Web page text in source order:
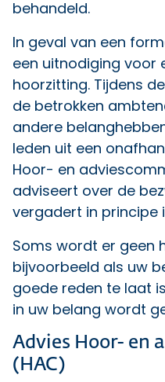
behandeld.
In geval van een
een uitnodiging voor
hoorzitting. Tijdens
de betrokken
andere
leden uit een
Hoor- en
adviseert over de
vergadert in principe
Soms wordt er geen
bijvoorbeeld als uw
goede reden te laat
in uw belang wordt
Advies Hoor- en
(HAC)